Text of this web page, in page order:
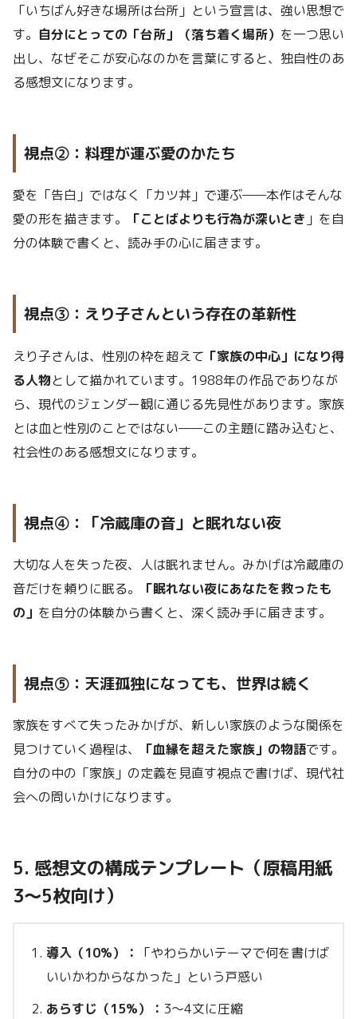
「いちばん好きな場所は台所」という宣言は、強い思想で
す。 自分にとっての「台所」（落ち着く場所） を一つ思い
出し、なぜそこが安心なのかを言葉にすると、独自性のあ
る感想文になります。
視点②：料理が運ぶ愛のかたち
愛を「告白」ではなく「カツ丼」で運ぶ——本作はそんな
愛の形を描きます。
「ことばよりも行為が深いとき 」を自
分の体験で書くと、読み手の心に届きます。
視点③：えり子さんという存在の革新性
えり子さんは、性別の枠を超えて 「家族の中心」になり得
る人物として描かれています。1988年の作品でありなが
ら、現代のジェンダー観に通じる先見性があります。家族
とは血と性別のことではない——この主題に踏み込むと、
社会性のある感想文になります。
視点④：「冷蔵庫の音」と眠れない夜
大切な人を失った夜、人は眠れません。みかげは冷蔵庫の
音だけを頼りに眠る。
「眠れない夜にあなたを救ったも
の」 を自分の体験から書くと、深く読み手に届きます。
視点⑤：天涯孤独になっても、世界は続く
家族をすべて失ったみかげが、新しい家族のような関係を
見つけていく過程は、
「血縁を超えた家族」の物語です。
自分の中の「家族」の定義を見直す視点で書けば、現代社
会への問いかけになります。
5. 感想文の構成テンプレート（原稿用紙
3〜5枚向け）
導入（10%）：
「やわらかいテーマで何を書けば
いいかわからなかった」という戸惑い
あらすじ（15%）： 3〜4文に圧縮